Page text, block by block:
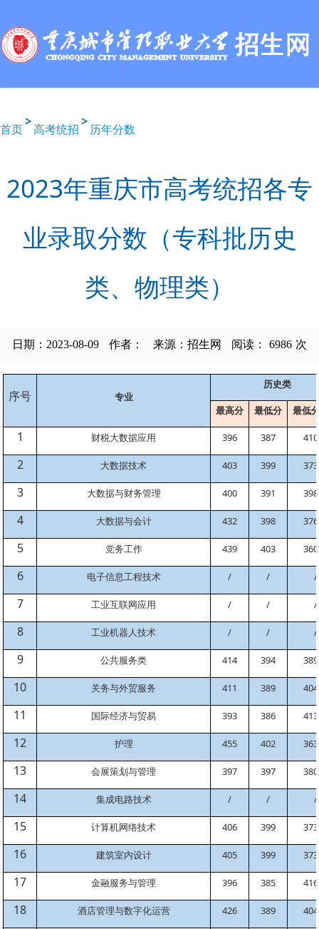
首页 高考统招 历年分数
2023年重庆市高考统招各专
业录取分数（专科批历史
类、物理类）
日期：2023-08-09 作者： 来源：招生网 阅读： 6986 次
序号 专业
历史类
最高分 最低分 最低
1 财税大数据应用 396 387
2 大数据技术 403 399
3 大数据与财务管理 400 391
4 大数据与会计 432 398
5 党务工作 439 403
6 电子信息工程技术 / / /
7 工业互联网应用 / / /
8 工业机器人技术 / / /
9 公共服务类 414 394
10 关务与外贸服务 411 389
11 国际经济与贸易 393 386
12 护理 455 402
13 会展策划与管理 397 397
14 集成电路技术 / / /
15 计算机网络技术 406 399
16 建筑室内设计 405 399
17 金融服务与管理 396 385
18 酒店管理与数字化运营 426 389